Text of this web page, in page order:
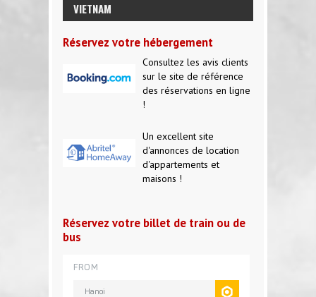
VIETNAM
Réservez votre hébergement
Consultez les avis clients
sur le site de référence
des réservations en ligne
!
Un excellent site
d'annonces de location
d'appartements et
maisons !
Réservez votre billet de train ou de
bus